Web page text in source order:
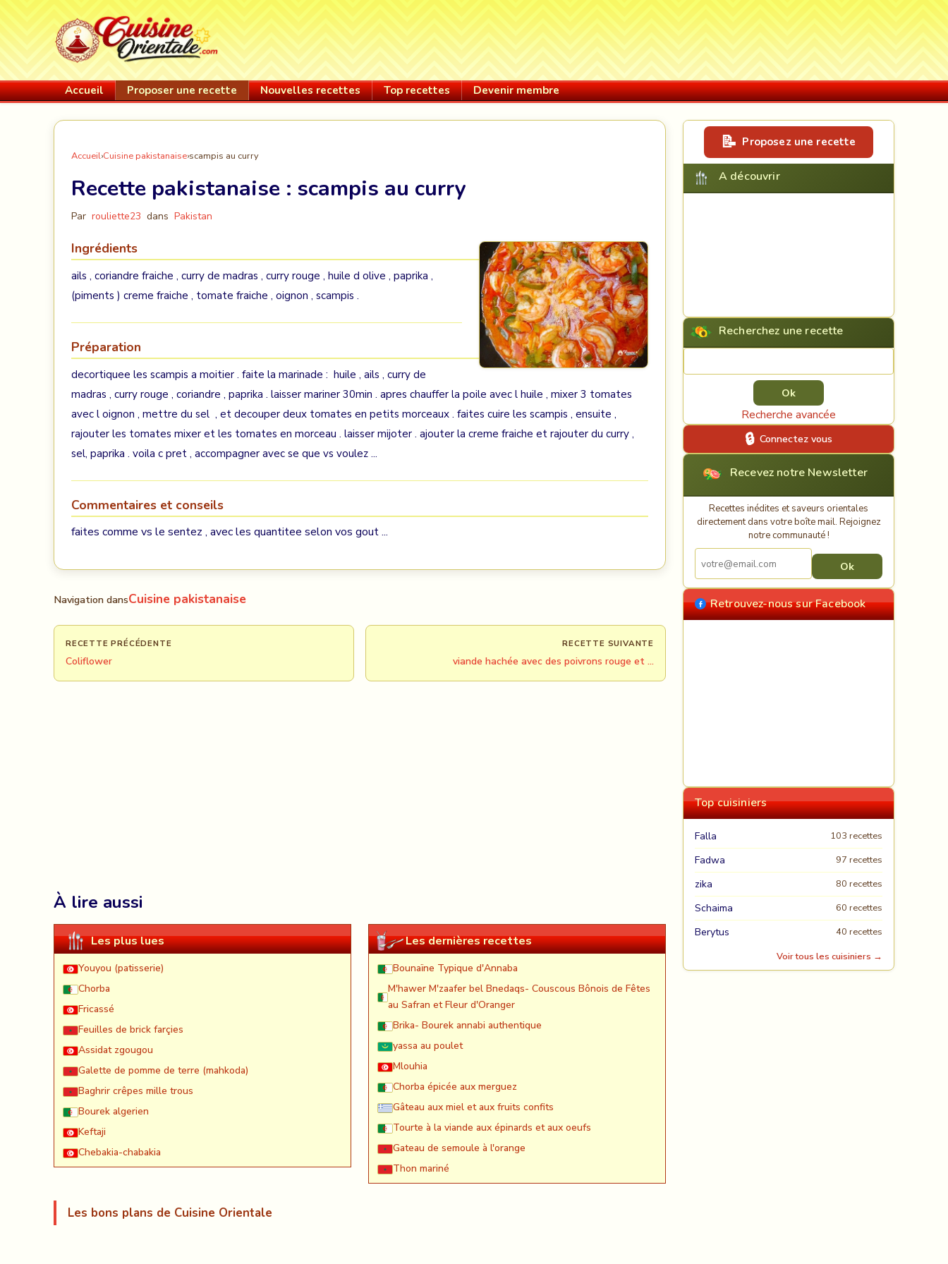
Accueil Proposer une recette Nouvelles recettes Top recettes Devenir membre
Accueil›Cuisine pakistanaise›scampis au curry
Recette pakistanaise : scampis au curry
Par rouliette23 dans Pakistan
Ingrédients
ails , coriandre fraiche , curry de madras , curry rouge , huile d olive , paprika ,
(piments ) creme fraiche , tomate fraiche , oignon , scampis .
Préparation
decortiquee les scampis a moitier . faite la marinade : huile , ails , curry de
madras , curry rouge , coriandre , paprika . laisser mariner 30min . apres chauffer la poile avec l huile , mixer 3 tomates
avec l oignon , mettre du sel , et decouper deux tomates en petits morceaux . faites cuire les scampis , ensuite ,
rajouter les tomates mixer et les tomates en morceau . laisser mijoter . ajouter la creme fraiche et rajouter du curry ,
sel, paprika . voila c pret , accompagner avec se que vs voulez ...
Commentaires et conseils
faites comme vs le sentez , avec les quantitee selon vos gout ...
Navigation dansCuisine pakistanaise
RECETTE PRÉCÉDENTE
Coliflower
RECETTE SUIVANTE
viande hachée avec des poivrons rouge et …
À lire aussi
Les plus lues
Youyou (patisserie)
Chorba
Fricassé
Feuilles de brick farçies
Assidat zgougou
Galette de pomme de terre (mahkoda)
Baghrir crêpes mille trous
Bourek algerien
Keftaji
Chebakia-chabakia
Les dernières recettes
Bounaïne Typique d'Annaba
M'hawer M'zaafer bel Bnedaqs- Couscous Bônois de Fêtes
au Safran et Fleur d'Oranger
Brika- Bourek annabi authentique
yassa au poulet
Mlouhia
Chorba épicée aux merguez
Gâteau aux miel et aux fruits confits
Tourte à la viande aux épinards et aux oeufs
Gateau de semoule à l'orange
Thon mariné
Les bons plans de Cuisine Orientale
Proposez une recette
A découvrir
Recherchez une recette
Recherche avancée
Connectez vous
Recevez notre Newsletter
Recettes inédites et saveurs orientales
directement dans votre boîte mail. Rejoignez
notre communauté !
Retrouvez-nous sur Facebook
Top cuisiniers
Falla 103 recettes
Fadwa 97 recettes
zika 80 recettes
Schaima 60 recettes
Berytus
40 recettes
Voir tous les cuisiniers →